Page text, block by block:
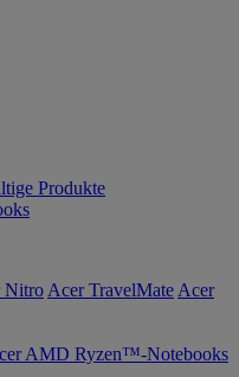
Produkte
Nitro Acer TravelMate Acer
AMD Ryzen™-Notebooks